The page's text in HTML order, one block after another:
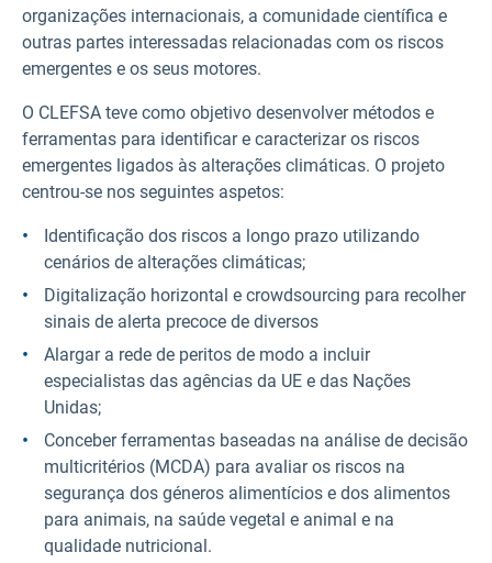
organizações internacionais, a comunidade científica e
outras partes interessadas relacionadas com os riscos
emergentes e os seus motores.
O CLEFSA teve como objetivo desenvolver métodos e
ferramentas para identificar e caracterizar os riscos
emergentes ligados às alterações climáticas. O projeto
centrou-se nos seguintes aspetos:
Identificação dos riscos a longo prazo utilizando
cenários de alterações climáticas;
Digitalização horizontal e crowdsourcing para recolher
sinais de alerta precoce de diversos
Alargar a rede de peritos de modo a incluir
especialistas das agências da UE e das Nações
Unidas;
Conceber ferramentas baseadas na análise de decisão
multicritérios (MCDA) para avaliar os riscos na
segurança dos géneros alimentícios e dos alimentos
para animais, na saúde vegetal e animal e na
qualidade nutricional.